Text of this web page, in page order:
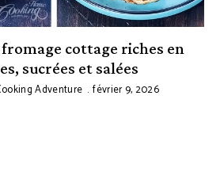
cottage riches en
sucrées et salées
Adventure février 9, 2026